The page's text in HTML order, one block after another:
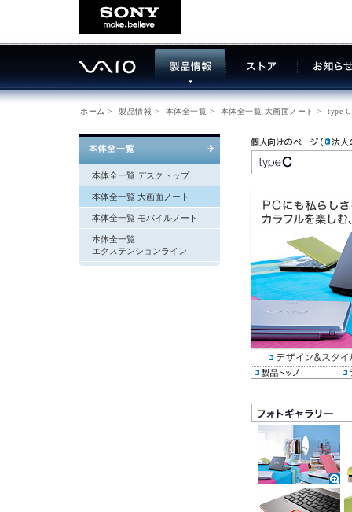
ホーム > 製品情報 > 本体全一覧 > 本体全一覧 大画面ノート > type C
本体全一覧 デスクトップ
本体全一覧 大画面ノート
本体全一覧 モバイルノート
本体全一覧
エクステンションライン